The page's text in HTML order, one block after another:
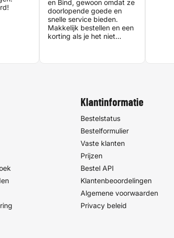
en Bind, gewoon omdat ze
doorlopende goede en
snelle service bieden.
Makkelijk bestellen en een
korting als je het niet
printservice!
Klantinformatie
Bestelstatus
Bestelformulier
Vaste klanten
Prijzen
Bestel API
Klantenbeoordelingen
Algemene voorwaarden
Privacy beleid